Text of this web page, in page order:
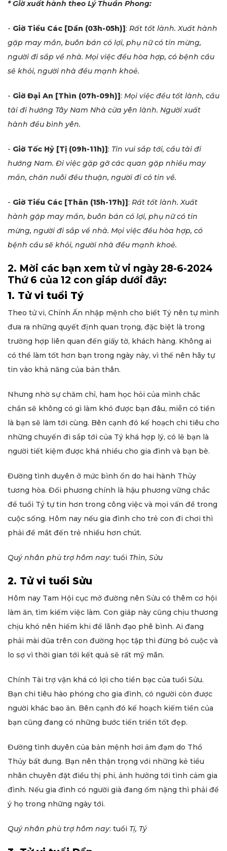
* Giờ xuất hành theo Lý Thuần Phong:
- Giờ Tiểu Các [Dần (03h-05h)]: Rất tốt lành. Xuất hành
gặp may mắn, buôn bán có lợi, phụ nữ có tin mừng,
người đi sắp về nhà. Mọi việc đều hòa hợp, có bệnh cầu
sẽ khỏi, người nhà đều mạnh khoẻ.
- Giờ Đại An [Thìn (07h-09h)]: Mọi việc đều tốt lành, cầu
tài đi hướng Tây Nam Nhà cửa yên lành. Người xuất
hành đều bình yên.
- Giờ Tốc Hỷ [Tị (09h-11h)]: Tin vui sắp tới, cầu tài đi
hướng Nam. Đi việc gặp gỡ các quan gặp nhiều may
mắn, chăn nuôi đều thuận, người đi có tin về.
- Giờ Tiểu Các [Thân (15h-17h)]: Rất tốt lành. Xuất
hành gặp may mắn, buôn bán có lợi, phụ nữ có tin
mừng, người đi sắp về nhà. Mọi việc đều hòa hợp, có
bệnh cầu sẽ khỏi, người nhà đều mạnh khoẻ.
2. Mời các bạn xem tử vi ngày 28-6-2024
Thứ 6 của 12 con giáp dưới đây:
1. Tử vi tuổi Tý
Theo tử vi, Chính Ấn nhập mệnh cho biết Tý nên tự mình
đưa ra những quyết định quan trọng, đặc biệt là trong
trường hợp liên quan đến giấy tờ, khách hàng. Không ai
có thể làm tốt hơn bạn trong ngày này, vì thế nên hãy tự
tin vào khả năng của bản thân.
Nhưng nhờ sự chăm chỉ, ham học hỏi của mình chắc
chắn sẽ không có gì làm khó được bạn đâu, miễn có tiền
là bạn sẽ làm tới cùng. Bên cạnh đó kế hoạch chi tiêu cho
những chuyến đi sắp tới của Tý khá hợp lý, có lẽ bạn là
người tiết kiệm được khá nhiều cho gia đình và bạn bè.
Đường tình duyên ở mức bình ổn do hai hành Thủy
tương hòa. Đối phương chính là hậu phương vững chắc
để tuổi Tý tự tin hơn trong công việc và mọi vấn đề trong
cuộc sống. Hôm nay nếu gia đình cho trẻ con đi chơi thì
phải để mắt đến trẻ nhiều hơn chút.
Quý nhân phù trợ hôm nay: tuổi Thìn, Sửu
2. Tử vi tuổi Sửu
Hôm nay Tam Hội cục mở đường nên Sửu có thêm cơ hội
làm ăn, tìm kiếm việc làm. Con giáp này cũng chịu thương
chịu khó nên hiếm khi để lãnh đạo phê bình. Ai đang
phải mài dũa trên con đường học tập thì đừng bỏ cuộc và
lo sợ vì thời gian tới kết quả sẽ rất mỹ mãn.
Chính Tài trợ vận khá có lợi cho tiền bạc của tuổi Sửu.
Bạn chi tiêu hào phóng cho gia đình, có người còn được
người khác bao ăn. Bên cạnh đó kế hoạch kiếm tiền của
bạn cũng đang có những bước tiến triển tốt đẹp.
Đường tình duyên của bản mệnh hơi ảm đạm do Thổ
Thủy bất dung. Bạn nên thận trọng với những kẻ tiểu
nhân chuyên đặt điều thị phi, ảnh hưởng tới tình cảm gia
đình. Nếu gia đình có người già đang ốm nặng thì phải để
ý họ trong những ngày tới.
Quý nhân phù trợ hôm nay: tuổi Tị, Tý